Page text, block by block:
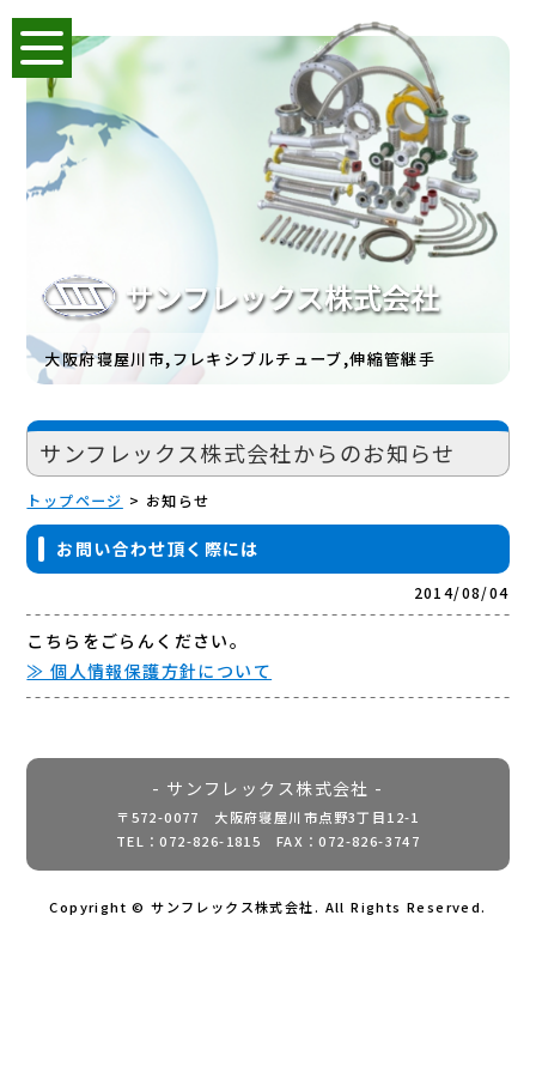
大阪府寝屋川市,フレキシブルチューブ,伸縮管継手
サンフレックス株式会社からのお知らせ
トップページ お知らせ
お問い合わせ頂く際には
2014/08/04
こちらをごらんください。
≫ 個人情報保護方針について
- サンフレックス株式会社 -
〒572-0077 大阪府寝屋川市点野3丁目12-1
TEL：072-826-1815 FAX：072-826-3747
Copyright © サンフレックス株式会社. All Rights Reserved.